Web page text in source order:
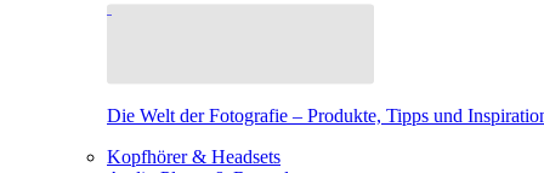
Die Welt der Fotografie – Produkte, Tipps und
Kopfhörer & Headsets